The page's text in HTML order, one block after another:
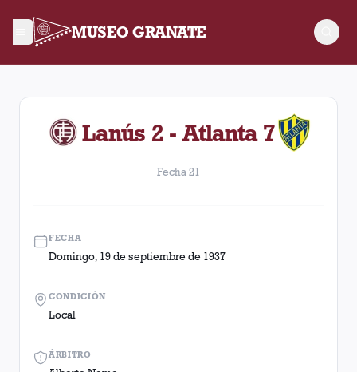
MUSEO GRANATE
Fecha 21. Partido entre Lanús y Atlanta disputado el
Lanús 2 - Atlanta 7
Fecha 21
FECHA
Domingo, 19 de septiembre de 1937
ÁRBITRO
CONDICIÓN
Local